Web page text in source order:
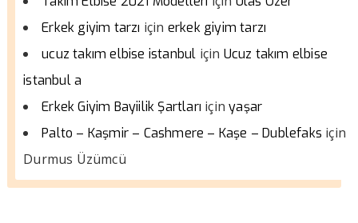
Erkek giyim tarzı için erkek giyim tarzı
ucuz takım elbise istanbul için Ucuz takım elbise
istanbul a
Erkek Giyim Bayiilik Şartları içinyaşar
Palto – Kaşmir – Cashmere – Kaşe – Dublefaks için
Durmus Üzümcü